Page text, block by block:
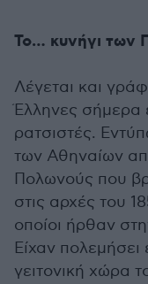
Το… κυνήγι των
Λέγεται και
Έλληνες σήμερα
ρατσιστές.
των Αθηναίων
Πολωνούς που
στις αρχές του
οποίοι ήρθαν
Είχαν
γειτονική χώρα